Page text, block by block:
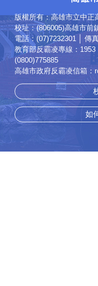
版權所有：高雄市立中正
校址：(806005)高雄市前
電話：(07)7232301 │ 傳
教育部反霸凌專線：
(0800)775885
高雄市政府反霸凌信箱：
如